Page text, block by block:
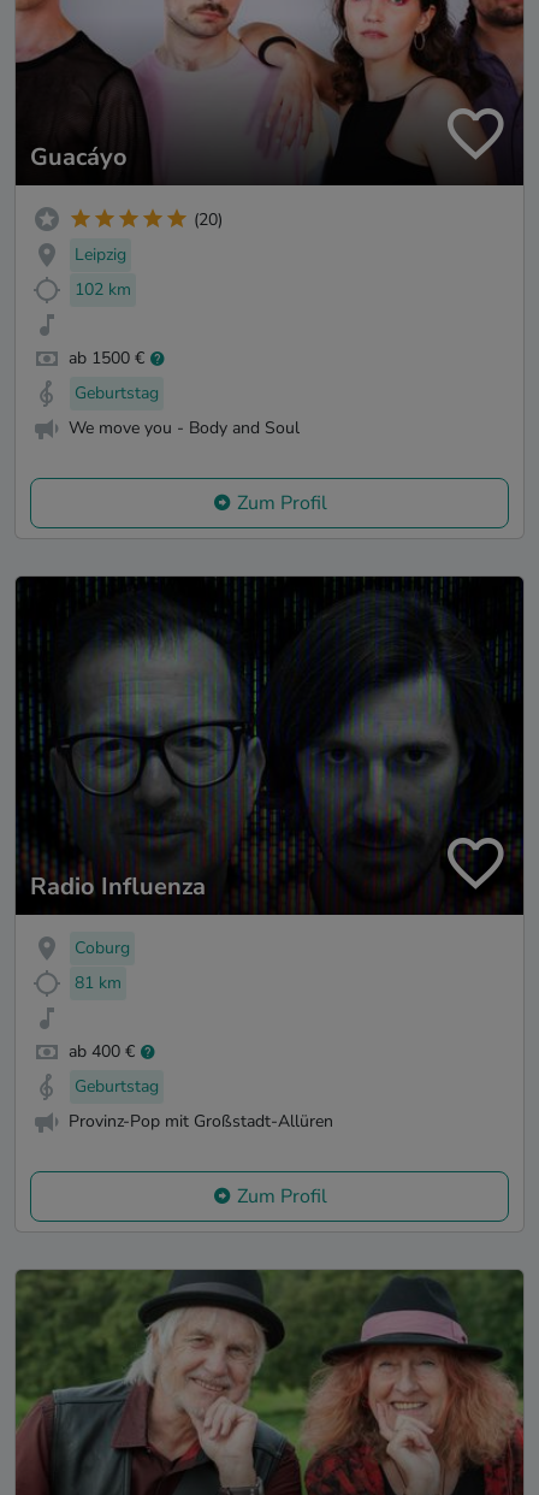
Guacáyo
(20)
Leipzig
102 km
ab 1500 €
Geburtstag
We move you - Body and Soul
Zum Profil
Radio Influenza
Coburg
81 km
ab 400 €
Geburtstag
Provinz-Pop mit Großstadt-Allüren
Zum Profil